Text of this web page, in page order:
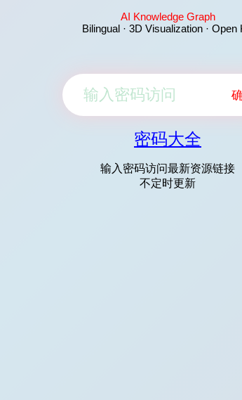
AI Knowledge Graph
Bilingual · 3D Visualization · Open
密码大全
输入密码访问最新资源链接
不定时更新